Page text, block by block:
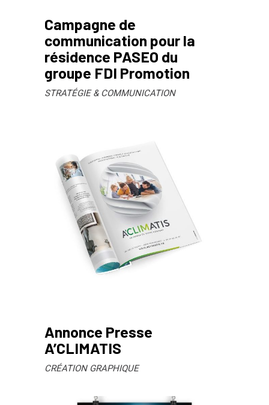
Campagne de
communication pour la
résidence PASEO du
groupe FDI Promotion
STRATÉGIE & COMMUNICATION
Annonce Presse
A’CLIMATIS
CRÉATION GRAPHIQUE